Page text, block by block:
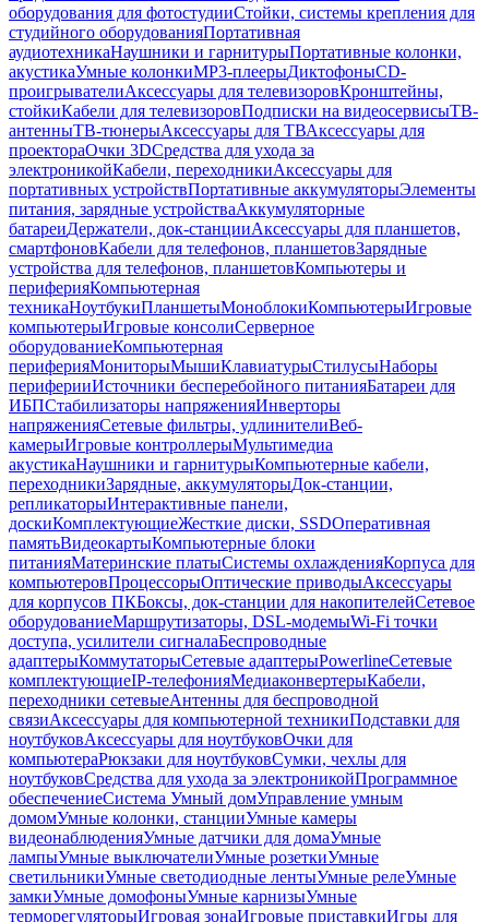
оборудования для фотостудииСтойки, системы крепления для
студийного оборудованияПортативная
аудиотехникаНаушники и гарнитурыПортативные колонки,
акустикаУмные колонкиMP3-плеерыДиктофоныCD-
проигрывателиАксессуары для телевизоровКронштейны,
стойкиКабели для телевизоровПодписки на видеосервисыТВ-
антенныТВ-тюнерыАксессуары для ТВАксессуары для
проектораОчки 3DСредства для ухода за
электроникойКабели, переходникиАксессуары для
портативных устройствПортативные аккумуляторыЭлементы
питания, зарядные устройстваАккумуляторные
батареиДержатели, док-станцииАксессуары для планшетов,
смартфоновКабели для телефонов, планшетовЗарядные
устройства для телефонов, планшетовКомпьютеры и
периферияКомпьютерная
техникаНоутбукиПланшетыМоноблокиКомпьютерыИгровые
компьютерыИгровые консолиСерверное
оборудованиеКомпьютерная
периферияМониторыМышиКлавиатурыСтилусыНаборы
периферииИсточники бесперебойного питанияБатареи для
ИБПСтабилизаторы напряженияИнверторы
напряженияСетевые фильтры, удлинителиВеб-
камерыИгровые контроллерыМультимедиа
акустикаНаушники и гарнитурыКомпьютерные кабели,
переходникиЗарядные, аккумуляторыДок-станции,
репликаторыИнтерактивные панели,
доскиКомплектующиеЖесткие диски, SSDОперативная
памятьВидеокартыКомпьютерные блоки
питанияМатеринские платыСистемы охлажденияКорпуса для
компьютеровПроцессорыОптические приводыАксессуары
для корпусов ПКБоксы, док-станции для накопителейСетевое
оборудованиеМаршрутизаторы, DSL-модемыWi-Fi точки
доступа, усилители сигналаБеспроводные
адаптерыКоммутаторыСетевые адаптерыPowerlineСетевые
комплектующиеIP-телефонияМедиаконвертерыКабели,
переходники сетевыеАнтенны для беспроводной
связиАксессуары для компьютерной техникиПодставки для
ноутбуковАксессуары для ноутбуковОчки для
компьютераРюкзаки для ноутбуковСумки, чехлы для
ноутбуковСредства для ухода за электроникойПрограммное
обеспечениеСистема Умный домУправление умным
домомУмные колонки, станцииУмные камеры
видеонаблюденияУмные датчики для домаУмные
лампыУмные выключателиУмные розеткиУмные
светильникиУмные светодиодные лентыУмные релеУмные
замкиУмные домофоныУмные карнизыУмные
терморегуляторыИгровая зонаИгровые приставкиИгры для